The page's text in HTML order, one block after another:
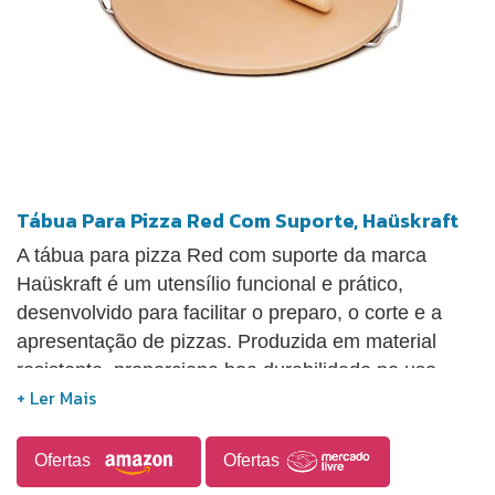
Tábua Para Pizza Red Com Suporte, Haüskraft
A tábua para pizza Red com suporte da marca
Haüskraft é um utensílio funcional e prático,
desenvolvido para facilitar o preparo, o corte e a
apresentação de pizzas. Produzida em material
resistente, proporciona boa durabilidade no uso
cotidiano, enquanto o suporte incluso contribui para
peça sempre acessível. Seu design simples e
eficiente atende tanto ao uso doméstico quanto a
Ofertas Ofertas